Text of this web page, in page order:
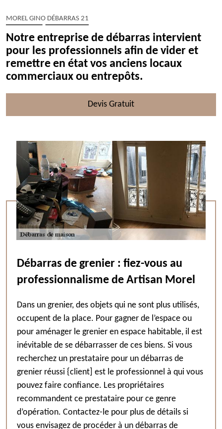
MOREL GINO DÉBARRAS 21
Notre entreprise de débarras intervient
pour les professionnels afin de vider et
remettre en état vos anciens locaux
commerciaux ou entrepôts.
Devis Gratuit
Débarras de grenier : fiez-vous au
professionnalisme de Artisan Morel
Dans un grenier, des objets qui ne sont plus utilisés,
occupent de la place. Pour gagner de l’espace ou
pour aménager le grenier en espace habitable, il est
inévitable de se débarrasser de ces biens. Si vous
recherchez un prestataire pour un débarras de
grenier réussi {client] est le professionnel à qui vous
pouvez faire confiance. Les propriétaires
recommandent ce prestataire pour ce genre
d’opération. Contactez-le pour plus de détails si
vous envisagez de procéder à un débarras de